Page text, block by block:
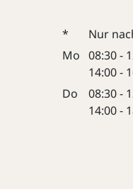
*
Nur
Mo 08:30 -
14:00 -
Do
08:30 -
14:00 -